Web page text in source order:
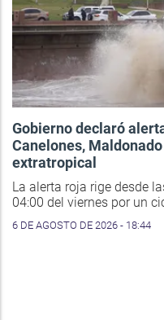
Gobierno declaró
Canelones,
extratropical
La alerta roja rige desde
04:00 del viernes por un
6 DE AGOSTO DE 2026 - 18:44